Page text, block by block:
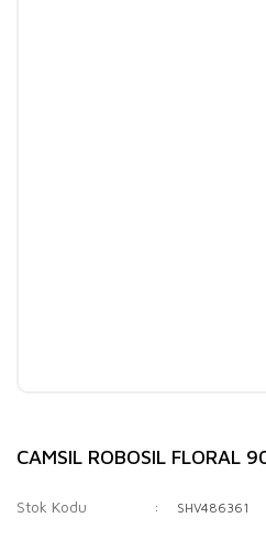
CAMSIL ROBOSIL FLORAL
Stok Kodu SHV486361